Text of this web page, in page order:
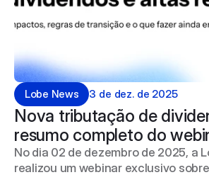
Lobe News 3 de dez. de 2025
Nova tributação de
resumo completo do
No dia 02 de dezembro de 2025, a
realizou um webinar exclusivo